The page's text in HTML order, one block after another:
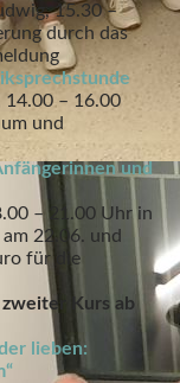
15.30 –
durch das
14.00 – 16.00
und
und
– 21.00 Uhr in
22.06. und
für die
Kurs ab
lieben: